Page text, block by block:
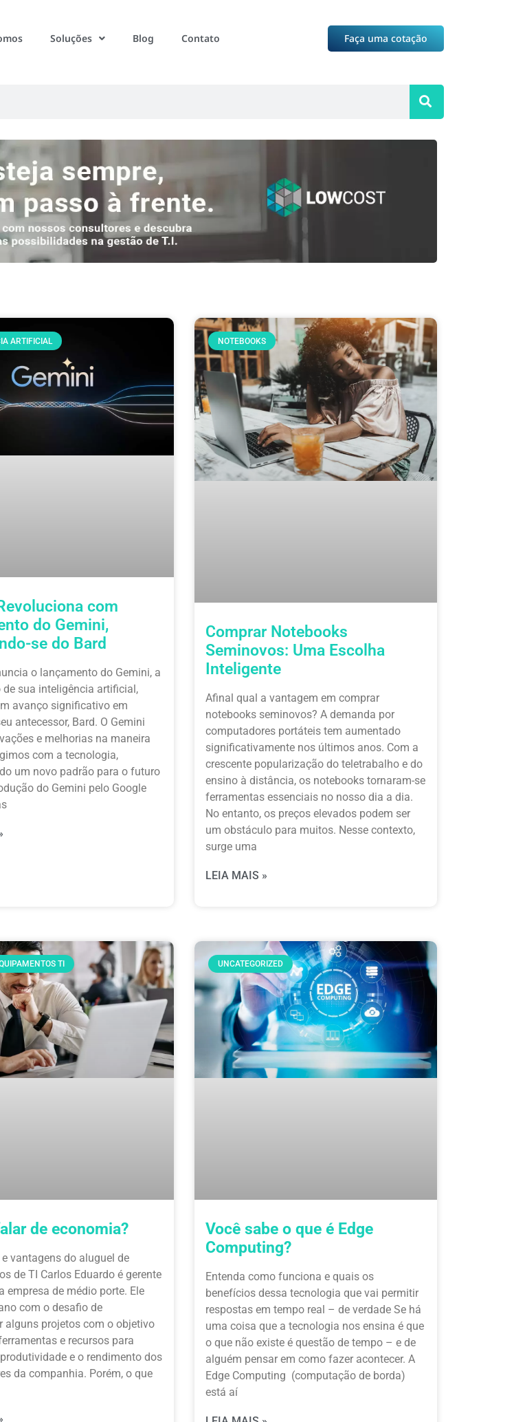
Soluções Blog Contato Faça uma cotação
ARTIFICIAL
com
do Gemini,
se do Bard
o lançamento do Gemini, a
de sua inteligência artificial,
avanço significativo em
antecessor, Bard. O Gemini
e melhorias na maneira
com a tecnologia,
um novo padrão para o futuro
do Gemini pelo Google
NOTEBOOKS
Comprar Notebooks
Seminovos: Uma Escolha
Inteligente
Afinal qual a vantagem em comprar
notebooks seminovos? A demanda por
computadores portáteis tem aumentado
significativamente nos últimos anos. Com a
crescente popularização do teletrabalho e do
ensino à distância, os notebooks tornaram-se
ferramentas essenciais no nosso dia a dia.
No entanto, os preços elevados podem ser
um obstáculo para muitos. Nesse contexto,
surge uma
LEIA MAIS »
TI
de economia?
vantagens do aluguel de
de TI Carlos Eduardo é gerente
empresa de médio porte. Ele
com o desafio de
alguns projetos com o objetivo
e recursos para
e o rendimento dos
da companhia. Porém, o que
UNCATEGORIZED
Você sabe o que é Edge
Computing?
Entenda como funciona e quais os
benefícios dessa tecnologia que vai permitir
respostas em tempo real – de verdade Se há
uma coisa que a tecnologia nos ensina é que
o que não existe é questão de tempo – e de
alguém pensar em como fazer acontecer. A
Edge Computing (computação de borda)
está aí